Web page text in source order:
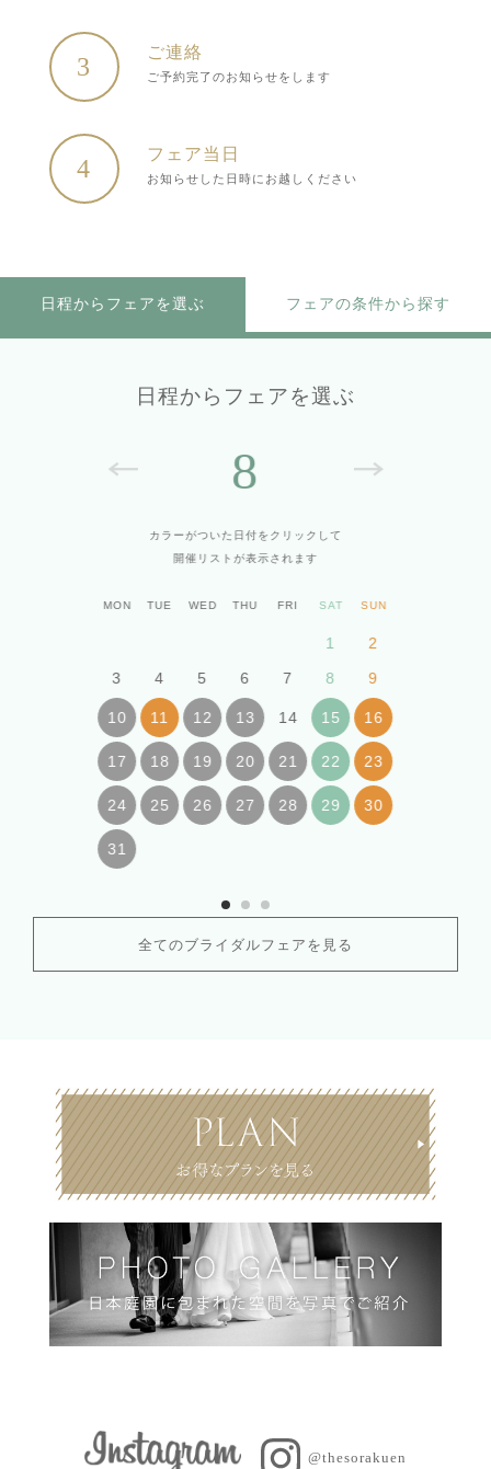
3
ご連絡
ご予約完了のお知らせをします
4
フェア当日
お知らせした日時にお越しください
日程からフェアを選ぶ フェアの条件から探す
日程からフェアを選ぶ
8
カラーがついた日付をクリックして
開催リストが表示されます
MON TUE WED THU FRI SAT SUN
1
2
3
4 5 6 7 8 9
10 11 12 13 14 15 16
17 18 19 20 21 22 23
24 25 26 27 28 29 30
31
全てのブライダルフェアを見る
@thesorakuen